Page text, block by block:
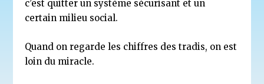
c’est quitter un système sécurisant et un
certain milieu social.
Quand on regarde les chiffres des tradis, on est
loin du miracle.